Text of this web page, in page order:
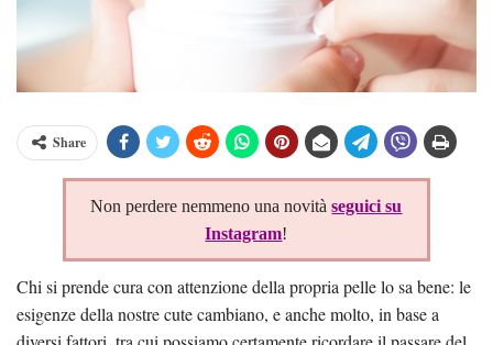
Share
Non perdere nemmeno una novitàseguici su
Instagram!
Chi si prende cura con attenzione della propria pelle lo sa bene: le
esigenze della nostre cute cambiano, e anche molto, in base a